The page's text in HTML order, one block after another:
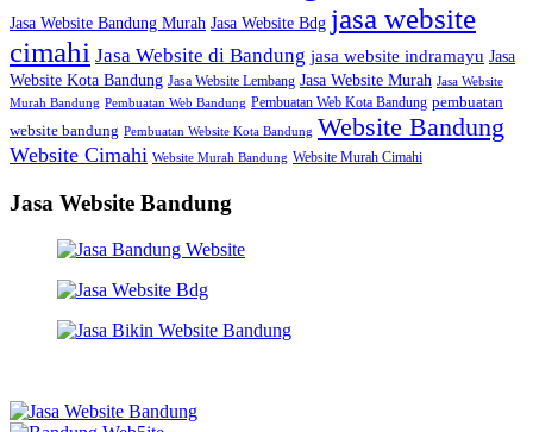
Jasa Website Bandung Murah Jasa Website Bdg jasa website
cimahi Jasa Website di Bandung jasa website indramayu Jasa
Website Kota Bandung Jasa Website Lembang Jasa Website Murah Jasa Website
Murah Bandung Pembuatan Web Bandung Pembuatan Web Kota Bandung pembuatan
website bandung Pembuatan Website Kota Bandung Website Bandung
Website Cimahi Website Murah Bandung Website Murah Cimahi
Jasa Website Bandung